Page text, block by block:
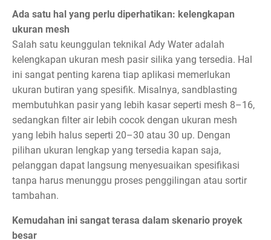
Ada satu hal yang perlu diperhatikan: kelengkapan
ukuran mesh
Salah satu keunggulan teknikal Ady Water adalah
kelengkapan ukuran mesh pasir silika yang tersedia. Hal
ini sangat penting karena tiap aplikasi memerlukan
ukuran butiran yang spesifik. Misalnya, sandblasting
membutuhkan pasir yang lebih kasar seperti mesh 8–16,
sedangkan filter air lebih cocok dengan ukuran mesh
yang lebih halus seperti 20–30 atau 30 up. Dengan
pilihan ukuran lengkap yang tersedia kapan saja,
pelanggan dapat langsung menyesuaikan spesifikasi
tanpa harus menunggu proses penggilingan atau sortir
tambahan.
Kemudahan ini sangat terasa dalam skenario proyek
besar